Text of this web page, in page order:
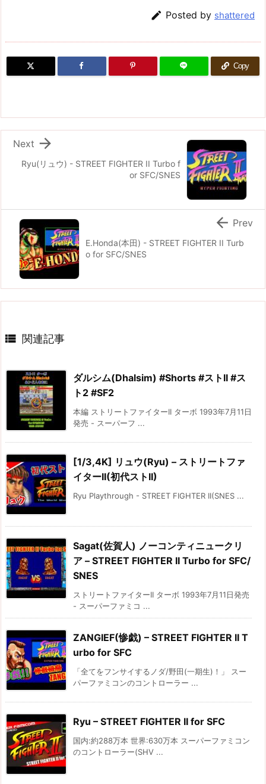
 Posted by shattered
Copy
Ryu(リュウ) - STREET FIGHTER II Turbo f
or SFC/SNES

Next
E.Honda(本田) - STREET FIGHTER II Turb
o for SFC/SNES
 Prev
 関連記事
ダルシム(Dhalsim) #Shorts #ストII #ス
ト2 #SF2
本編 ストリートファイターII ターボ 1993年7月11日
発売 - スーパーフ ...
[1/3,4K] リュウ(Ryu) – ストリートファ
イターII(初代ストII)
Ryu Playthrough - STREET FIGHTER II(SNES ...
Sagat(佐賀人) ノーコンティニュークリ
ア – STREET FIGHTER II Turbo for SFC/
SNES
ストリートファイターII ターボ 1993年7月11日発売
- スーパーファミコ ...
ZANGIEF(惨戯) – STREET FIGHTER II T
urbo for SFC
「全てをフンサイするノダ/野田(一期生)！」 スー
パーファミコンのコントローラー ...
Ryu – STREET FIGHTER II for SFC
国内:約288万本 世界:630万本 スーパーファミコン
のコントローラー(SHV ...